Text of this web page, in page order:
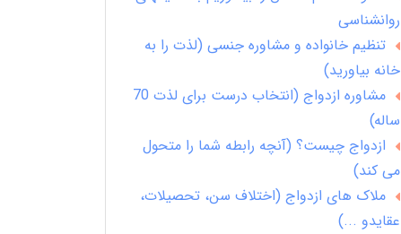
روانشناسی
تنظیم خانواده و مشاوره جنسی (لذت را به
خانه بیاورید)
مشاوره ازدواج (انتخاب درست برای لذت 70
ساله)
ازدواج چیست؟ (آنچه رابطه شما را متحول
می کند)
ملاک های ازدواج (اختلاف سن، تحصیلات،
عقایدو ...)